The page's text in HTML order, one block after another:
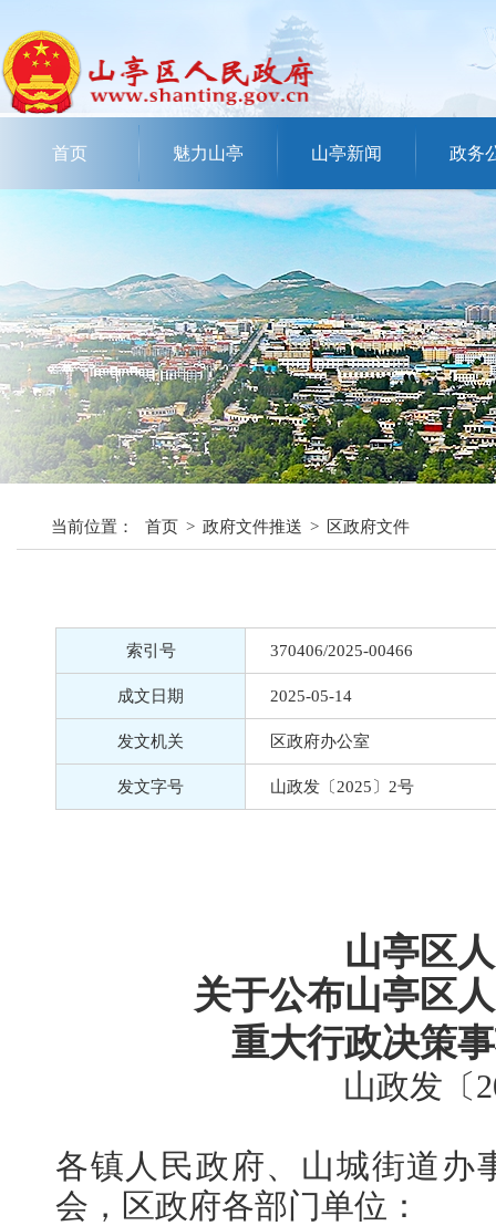
首页 魅力山亭 山亭新闻 政务
当前位置： 首页 > 政府文件推送 > 区政府文件
索引号 370406/2025-00466
成文日期 2025-05-14
发文机关 区政府办公室
发文字号 山政发〔2025〕2号
山亭区
关于公布山亭区
重大行政决策
山政发〔
各镇人民政府、山城街道办
会，区政府各部门单位：